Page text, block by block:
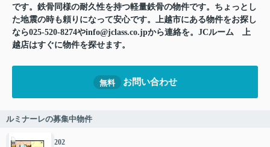
です。鉄骨同様の耐久性を持つ軽量鉄骨の物件です。ちょっとし
た地震の時も頼りになって安心です。上越市にある物件をお探し
なら025-520-8274やinfo@jclass.co.jpから連絡を。JCルーム 上
越店はすぐに物件を探せます。
無料 お問い合わせ
ルミナーレの募集中物件
202